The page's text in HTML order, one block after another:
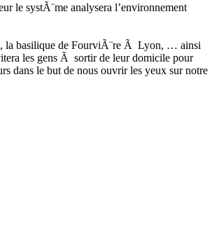
le systÃ¨me analysera l’environnement
la basilique de FourviÃ¨re Ã Lyon, … ainsi
les gens Ã sortir de leur domicile pour
dans le but de nous ouvrir les yeux sur notre